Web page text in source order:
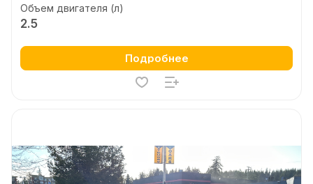
Объем двигателя (л)
2.5
Подробнее